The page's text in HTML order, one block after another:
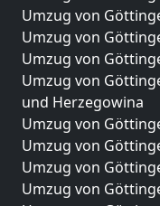
Umzug von
Umzug von
Umzug von
Umzug von
und Herzegowina
Umzug von
Umzug von
Umzug von
Umzug von